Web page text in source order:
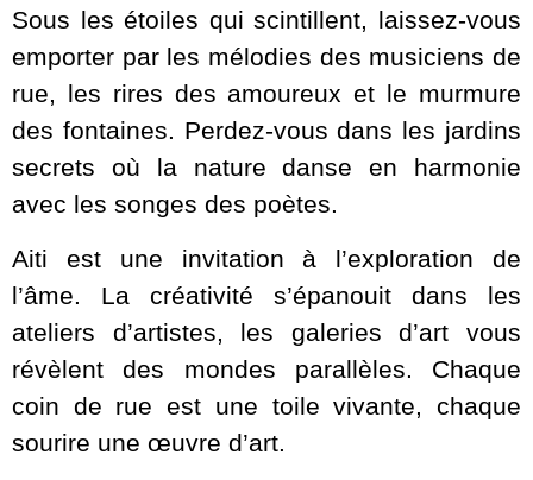
Sous les étoiles qui scintillent, laissez-vous
emporter par les mélodies des musiciens de
rue, les rires des amoureux et le murmure
des fontaines. Perdez-vous dans les jardins
secrets où la nature danse en harmonie
avec les songes des poètes.
Aiti est une invitation à l’exploration de
l’âme. La créativité s’épanouit dans les
ateliers d’artistes, les galeries d’art vous
révèlent des mondes parallèles. Chaque
coin de rue est une toile vivante, chaque
sourire une œuvre d’art.